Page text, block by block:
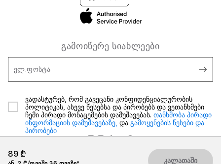
89 ₾
კალათაში
გამოიწერე სიახლეები
ელ.ფოსტა
ვადასტურებ, რომ გავეცანი კონფიდენციალურობის
პოლიტიკას, ასევე წესებსა და პირობებს და ვეთანხმები
ჩემი პირადი მონაცემების დამუშავებას. თანხმობა პირადი
ინფორმაციის დამუშავებაზე, და გამოყენების წესები და
პირობები